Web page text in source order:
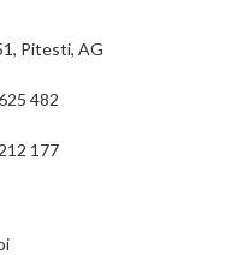
Pitesti, AG
482
177